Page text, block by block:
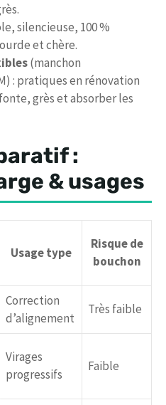
silencieuse, 100 %
et chère.
(manchon
: pratiques en rénovation
grès et absorber les
:
& usages
Usage type
Risque de
bouchon
Correction
d’alignement
Très faible
Virages
progressifs
Faible